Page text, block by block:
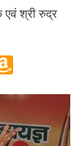
एवं श्री रुद्र
List